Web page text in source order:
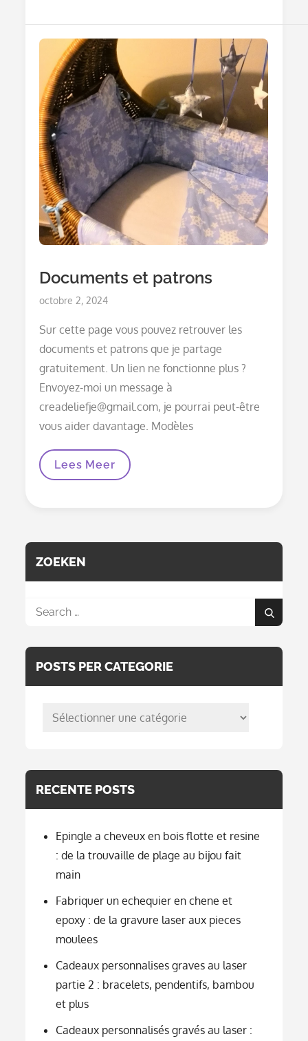
Documents et patrons
Posted
octobre 2, 2024
Sur cette page vous pouvez retrouver les
documents et patrons que je partage
gratuitement. Un lien ne fonctionne plus ?
Envoyez-moi un message à
creadeliefje@gmail.com, je pourrai peut-être
vous aider davantage. Modèles
Documents
Lees Meer
ZOEKEN
Search
Search
POSTS PER CATEGORIE
posts
RECENTE POSTS
Epingle a cheveux en bois flotte et resine
: de la trouvaille de plage au bijou fait
main
Fabriquer un echequier en chene et
epoxy : de la gravure laser aux pieces
moulees
Cadeaux personnalises graves au laser
partie 2 : bracelets, pendentifs, bambou
et plus
Cadeaux personnalisés gravés au laser :